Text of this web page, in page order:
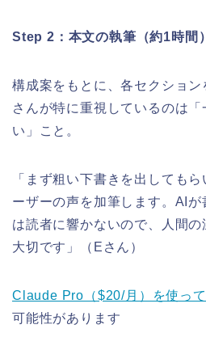
Step 2：本文の執筆（約1時間）
構成案をもとに、各セクショ
さんが特に重視しているのは
い」こと。
「まず粗い下書きを出しても
ーザーの声を加筆します。AI
は読者に響かないので、人間
大切です」（Eさん）
Claude Pro（$20/月）を使っ
可能性があります